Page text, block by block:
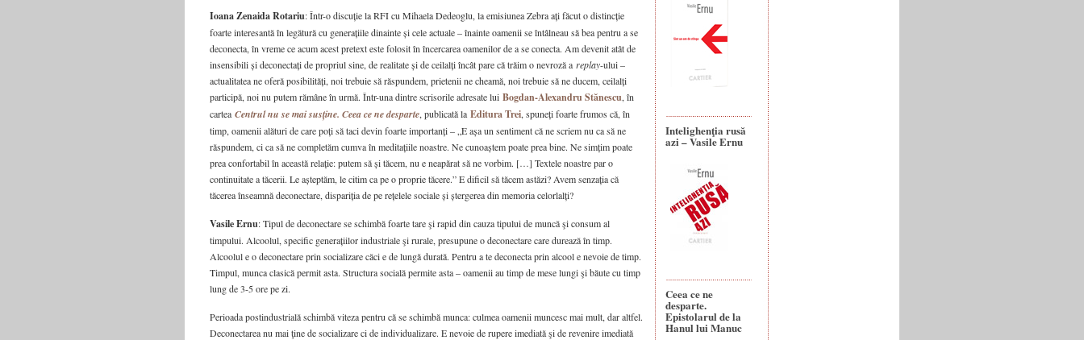
Ioana Zenaida Rotariu: Într-o discuție la RFI cu Mihaela Dedeoglu, la emisiunea Zebra ați făcut o distincție
foarte interesantă în legătură cu generațiile dinainte și cele actuale – înainte oamenii se întâlneau să bea pentru a se
deconecta, în vreme ce acum acest pretext este folosit în încercarea oamenilor de a se conecta. Am devenit atât de
insensibili și deconectați de propriul sine, de realitate și de ceilalți încât pare că trăim o nevroză a replay-ului –
actualitatea ne oferă posibilități, noi trebuie să răspundem, prietenii ne cheamă, noi trebuie să ne ducem, ceilalți
participă, noi nu putem rămâne în urmă. Într-una dintre scrisorile adresate lui Bogdan-Alexandru Stănescu, în
cartea Centrul nu se mai susține. Ceea ce ne desparte, publicată la Editura Trei, spuneți foarte frumos că, în
timp, oamenii alături de care poți să taci devin foarte importanți – „E așa un sentiment că ne scriem nu ca să ne
răspundem, ci ca să ne completăm cumva în meditațiile noastre. Ne cunoaștem poate prea bine. Ne simțim poate
prea confortabil în această relație: putem să și tăcem, nu e neapărat să ne vorbim. […] Textele noastre par o
continuitate a tăcerii. Le așteptăm, le citim ca pe o proprie tăcere.” E dificil să tăcem astăzi? Avem senzația că
tăcerea înseamnă deconectare, dispariția de pe rețelele sociale și ștergerea din memoria celorlalți?
Vasile Ernu: Tipul de deconectare se schimbă foarte tare şi rapid din cauza tipului de muncă şi consum al
timpului. Alcoolul, specific generațiilor industriale şi rurale, presupune o deconectare care durează în timp.
Alcoolul e o deconectare prin socializare căci e de lungă durată. Pentru a te deconecta prin alcool e nevoie de timp.
Timpul, munca clasică permit asta. Structura socială permite asta – oamenii au timp de mese lungi şi băute cu timp
lung de 3-5 ore pe zi.
Perioada postindustrială schimbă viteza pentru că se schimbă munca: culmea oamenii muncesc mai mult, dar altfel.
Deconectarea nu mai ţine de socializare ci de individualizare. E nevoie de rupere imediată şi de revenire imediată
Intelighenţia rusă
azi – Vasile Ernu
Ceea ce ne
desparte.
Epistolarul de la
Hanul lui Manuc